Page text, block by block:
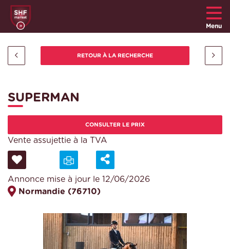
Menu
SUPERMAN
CONSULTER LE PRIX
Vente assujettie à la TVA
Annonce mise à jour le 12/06/2026
Normandie (76710)